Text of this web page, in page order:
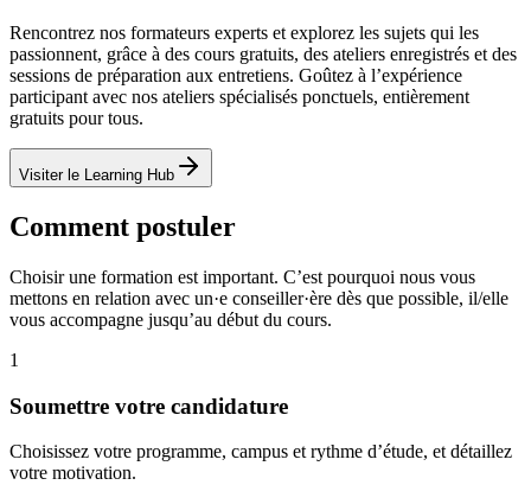
Rencontrez nos formateurs experts et explorez les sujets qui les
passionnent, grâce à des cours gratuits, des ateliers enregistrés et des
sessions de préparation aux entretiens. Goûtez à l’expérience
participant avec nos ateliers spécialisés ponctuels, entièrement
gratuits pour tous.
Visiter le Learning Hub
Comment postuler
Choisir une formation est important. C’est pourquoi nous vous
mettons en relation avec un·e conseiller·ère dès que possible, il/elle
vous accompagne jusqu’au début du cours.
1
Soumettre votre candidature
Choisissez votre programme, campus et rythme d’étude, et détaillez
votre motivation.